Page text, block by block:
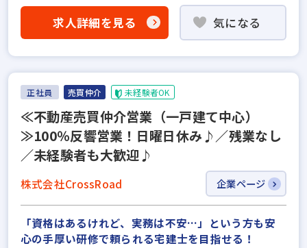
求人詳細を見る 気になる
正社員 売買仲介 未経験者OK
≪不動産売買仲介営業（一戸建て中心）
≫100％反響営業！日曜日休み♪／残業なし
／未経験者も大歓迎♪
株式会社CrossRoad 企業ページ
「資格はあるけれど、実務は不安…」という方も安
心の手厚い研修で頼られる宅建士を目指せる！